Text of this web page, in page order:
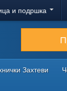
и подршка
Захтеви